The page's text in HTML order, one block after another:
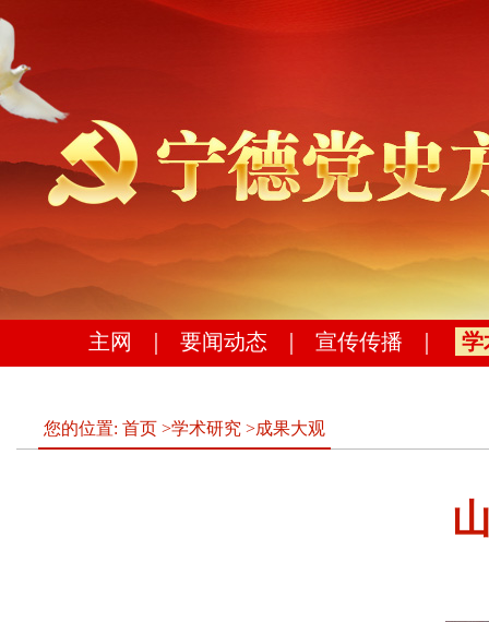
主网 要闻动态 宣传传播 学
您的位置: 首页 >学术研究 >成果大观